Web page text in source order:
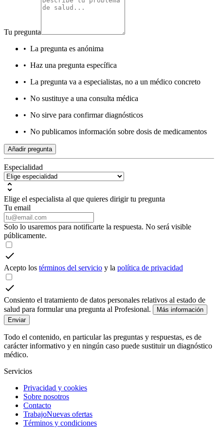
Tu pregunta
• La pregunta es anónima
• Haz una pregunta específica
• La pregunta va a especialistas, no a un médico concreto
• No sustituye a una consulta médica
• No sirve para confirmar diagnósticos
• No publicamos información sobre dosis de medicamentos
Añadir pregunta
Especialidad
Elige el especialista al que quieres dirigir tu pregunta
Tu email
Solo lo usaremos para notificarte la respuesta. No será visible
públicamente.
Acepto los términos del servicio y la política de privacidad
Consiento el tratamiento de datos personales relativos al estado de
salud para formular una pregunta al Profesional.
Más información
Enviar
Todo el contenido, en particular las preguntas y respuestas, es de
carácter informativo y en ningún caso puede sustituir un diagnóstico
médico.
Servicios
Privacidad y cookies
Sobre nosotros
Contacto
TrabajoNuevas ofertas
Términos y condiciones